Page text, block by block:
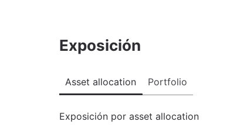
Exposición
Asset allocation Portfolio
Exposición por asset allocation